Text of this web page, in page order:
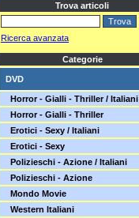
Trova articoli
Ricerca avanzata
Categorie
DVD
Horror - Gialli - Thriller / Italiani
Horror - Gialli - Thriller
Erotici - Sexy / Italiani
Erotici - Sexy
Polizieschi - Azione / Italiani
Polizieschi - Azione
Mondo Movie
Western Italiani